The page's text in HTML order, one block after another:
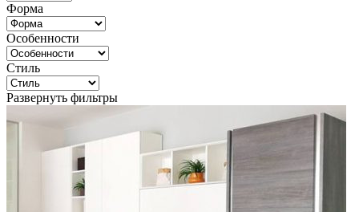
Форма
Особенности
Стиль
Развернуть фильтры